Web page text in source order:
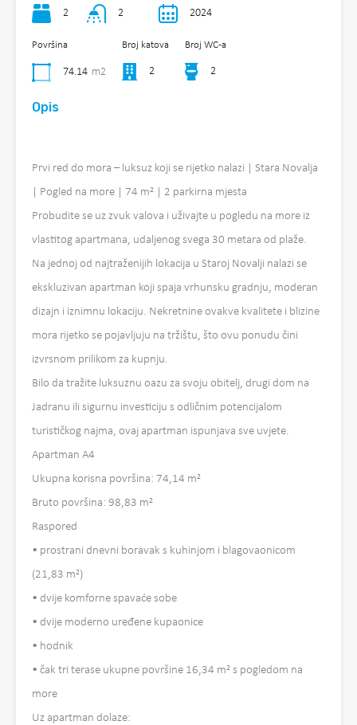
2 2 2024
Površina
74.14 m2
Broj katova
2
Broj WC-a
2
Opis
Prvi red do mora – luksuz koji se rijetko nalazi | Stara Novalja
| Pogled na more | 74 m² | 2 parkirna mjesta
Probudite se uz zvuk valova i uživajte u pogledu na more iz
vlastitog apartmana, udaljenog svega 30 metara od plaže.
Na jednoj od najtraženijih lokacija u Staroj Novalji nalazi se
ekskluzivan apartman koji spaja vrhunsku gradnju, moderan
dizajn i iznimnu lokaciju. Nekretnine ovakve kvalitete i blizine
mora rijetko se pojavljuju na tržištu, što ovu ponudu čini
izvrsnom prilikom za kupnju.
Bilo da tražite luksuznu oazu za svoju obitelj, drugi dom na
Jadranu ili sigurnu investiciju s odličnim potencijalom
turističkog najma, ovaj apartman ispunjava sve uvjete.
Apartman A4
Ukupna korisna površina: 74,14 m²
Bruto površina: 98,83 m²
Raspored
• prostrani dnevni boravak s kuhinjom i blagovaonicom
(21,83 m²)
• dvije komforne spavaće sobe
• dvije moderno uređene kupaonice
• hodnik
• čak tri terase ukupne površine 16,34 m² s pogledom na
more
Uz apartman dolaze: